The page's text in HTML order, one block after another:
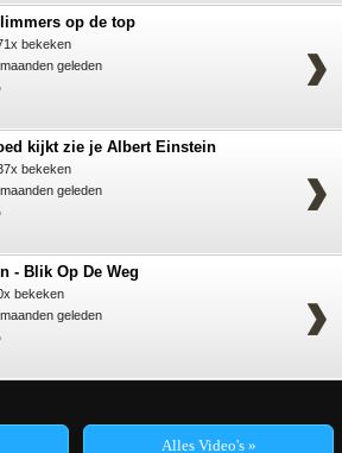
op de top
bekeken
geleden
kijkt zie je Albert Einstein
bekeken
geleden
- Blik Op De Weg
bekeken
geleden
Alles Video's »